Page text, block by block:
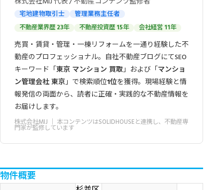
宅地建物取引士 管理業務主任者
不動産業界歴 23年 不動産投資歴 15年 会社経営 11年
売買・賃貸・管理・一棟リフォームを一通り経験した不
動産のプロフェッショナル。自社不動産ブログにてSEO
キーワード「東京 マンション 買取」および「マンショ
ン管理会社 東京」で検索順位1位を獲得。現場経験と情
報発信の両面から、読者に正確・実践的な不動産情報を
お届けします。
株式会社MIJ ｜ 本コンテンツはSOLIDHOUSEと連携し、不動産専
門家が監修しています
物件概要